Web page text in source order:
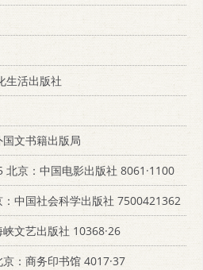
生活出版社
文书籍出版局
北京：中国电影出版社 8061·1100
：中国社会科学出版社 7500421362
文艺出版社 10368·26
：商务印书馆 4017·37